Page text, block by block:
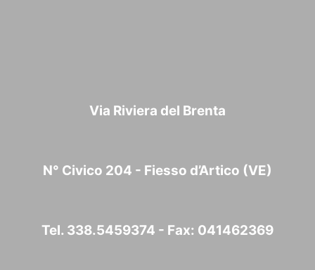
Via Riviera del Brenta
N° Civico 204 - Fiesso d’Artico (VE)
Tel. 338.5459374 - Fax: 041462369